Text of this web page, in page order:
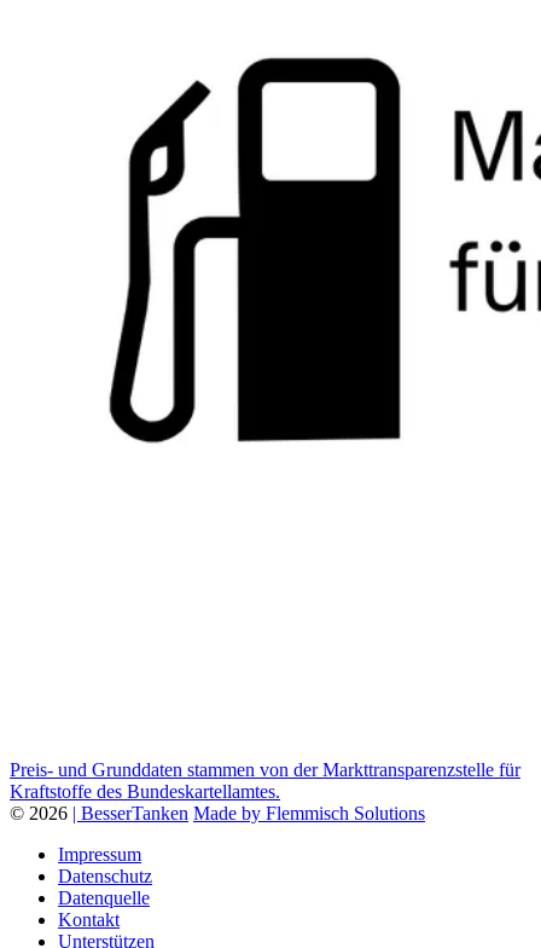
Preis- und Grunddaten stammen von der Markttransparenzstelle für
Kraftstoffe des Bundeskartellamtes.
© 2026 | BesserTanken Made by Flemmisch Solutions
Impressum
Datenschutz
Datenquelle
Kontakt
Unterstützen